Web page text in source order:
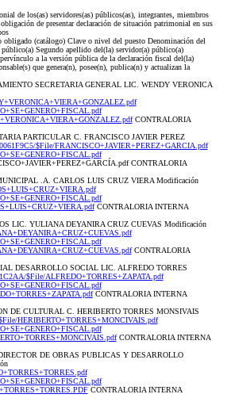
de los(as) servidores(as) públicos(as), integrantes, miembros
de presentar declaración de situación patrimonial en sus
(catálogo) Clave o nivel del puesto Denominación del
Segundo apellido del(la) servidor(a) público(a)
a la versión pública de la declaración fiscal del(la)
que genera(n), posee(n), publica(n) y actualizan la
SECRETARIA GENERAL LIC. WENDY VERONICA
CONTRALORIA
PARTICULAR C. FRANCISCO JAVIER PEREZ
$File/FRANCISCO+JAVIER+PEREZ+GARCIA.pdf
CONTRALORIA
.A. CARLOS LUIS CRUZ VIERA Modificación
CONTRALORIA INTERNA
LIC. YULIANA DEYANIRA CRUZ CUEVAS Modificación
CONTRALORIA
DESARROLLO SOCIAL LIC. ALFREDO TORRES
$File/ALFREDO+TORRES+ZAPATA.pdf
CONTRALORIA INTERNA
DE CULTURAL C. HERIBERTO TORRES MONSIVAIS
HERIBERTO+TORRES+MONCIVAIS.pdf
CONTRALORIA INTERNA
DE OBRAS PUBLICAS Y DESARROLLO
CONTRALORIA INTERNA